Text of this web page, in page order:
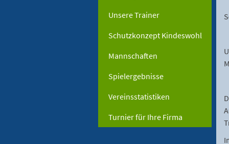
Unsere Trainer
Schutzkonzept Kindeswohl
Mannschaften
Spielergebnisse
Vereinsstatistiken
Turnier für Ihre Firma